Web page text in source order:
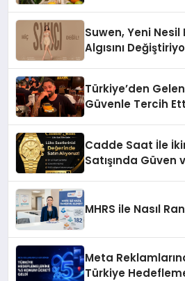
Suwen, Yeni
Algısını
Türkiye’den
Güvenle Tercih
Cadde Saat İle
Satışında Güven
MHRS ile Nasıl
Meta
Türkiye